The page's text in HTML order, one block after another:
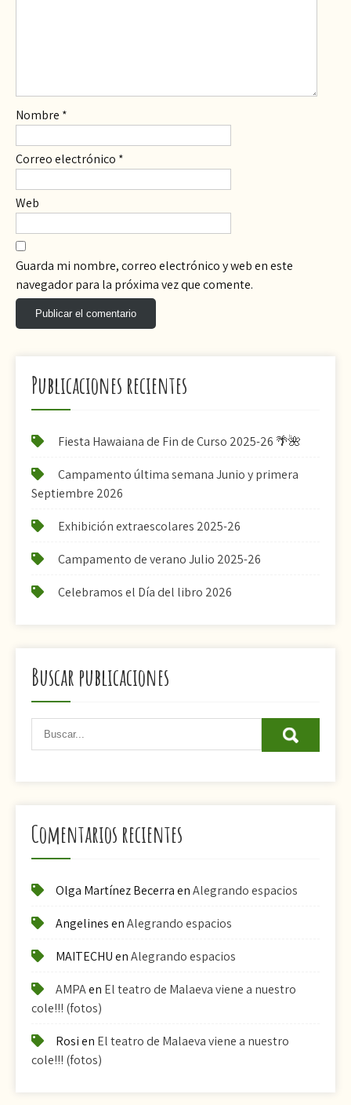
Nombre *
Correo electrónico *
Web
Guarda mi nombre, correo electrónico y web en este
navegador para la próxima vez que comente.
Publicaciones recientes
Fiesta Hawaiana de Fin de Curso 2025-26 🌴🌺
Campamento última semana Junio y primera
Septiembre 2026
Exhibición extraescolares 2025-26
Campamento de verano Julio 2025-26
Celebramos el Día del libro 2026
Buscar publicaciones
Comentarios recientes
Olga Martínez BecerraenAlegrando espacios
AngelinesenAlegrando espacios
MAITECHUenAlegrando espacios
AMPAen El teatro de Malaeva viene a nuestro
cole!!! (fotos)
Rosien El teatro de Malaeva viene a nuestro
cole!!! (fotos)